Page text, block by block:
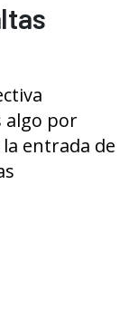
algo por
entrada de